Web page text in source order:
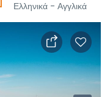
Ελληνικά - Αγγλικά